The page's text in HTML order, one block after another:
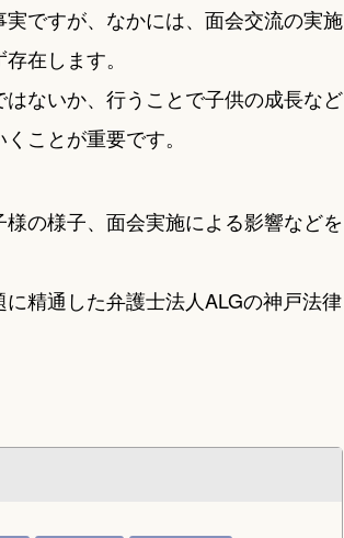
ですが、なかには、面会交流の実施
在します。
ないか、行うことで子供の成長など
ことが重要です。
の様子、面会実施による影響などを
精通した弁護士法人ALGの神戸法律